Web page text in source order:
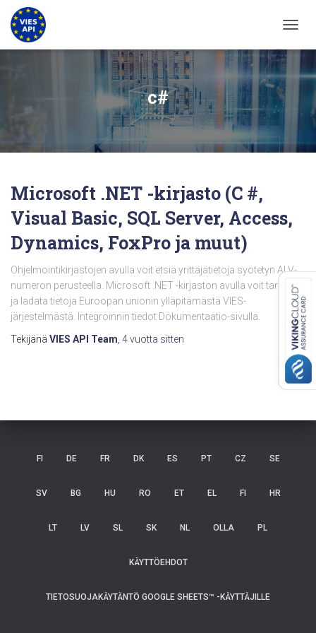
c#
Microsoft .NET -kirjasto (C #,
Visual Basic, SQL Server, Access,
Dynamics, FoxPro ja muut)
Ohjelmointikirjastojen avulla voit etsiä yrittäjätietoja syötetyn ALV-
numeron perusteella. Microsoft .NET -kirjaston avulla voit tarkistaa
ja ladata tietoja Euroopan unionin ylläpitämästä VIES-
järjestelmästä. Integroinnin tiedot Dokumentaatio-sivulla.
Tekijänä VIES API Team 4 vuotta sitten
FI DE FR DK ES PT CZ SE
SV BG HU RO ET EL FI HR
LT LV SL SK NL OLLA PL
KÄYTTÖEHDOT
TIETOSUOJAKÄYTÄNTÖ GOOGLE SHEETS™ -KÄYTTÄJILLE